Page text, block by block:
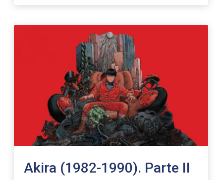
Akira (1982-1990). Parte II